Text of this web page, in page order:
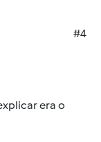
#4
era o